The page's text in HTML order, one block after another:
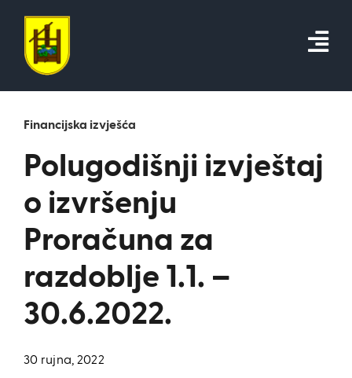
content
Financijska izvješća
Polugodišnji izvještaj
o izvršenju
Proračuna za
razdoblje 1.1. –
30.6.2022.
30 rujna, 2022